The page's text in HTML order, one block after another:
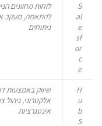
S
al
e
sf
or
c
e
לוחות מחוונים
להתאמה, מעקב
ניתוחים
H
u
b
S
שיווק באמצעות
אלקטרוני, ניהול
אינטגרציות